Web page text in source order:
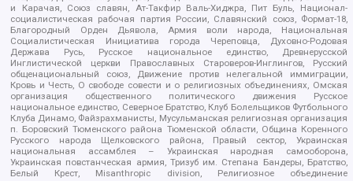
и Карачая, Союз славян, Ат-Такфир Валь-Хиджра, Пит Буль, Национал-
социалистическая рабочая партия России, Славянский союз, Формат-18,
Благородный Орден Дьявола, Армия воли народа, Национальная
Социалистическая Инициатива города Череповца, Духовно-Родовая
Держава Русь, Русское национальное единство, Древнерусской
Инглистической церкви Православных Староверов-Инглингов, Русский
общенациональный союз, Движение против нелегальной иммиграции,
Кровь и Честь, О свободе совести и о религиозных объединениях, Омская
организация общественного политического движения Русское
национальное единство, Северное Братство, Клуб Болельщиков Футбольного
Клуба Динамо, Файзрахманисты, Мусульманская религиозная организация
п. Боровский Тюменского района Тюменской области, Община Коренного
Русского народа Щелковского района, Правый сектор, Украинская
национальная ассамблея – Украинская народная самооборона,
Украинская повстанческая армия, Тризуб им. Степана Бандеры, Братство,
Белый Крест, Misanthropic division, Религиозное объединение